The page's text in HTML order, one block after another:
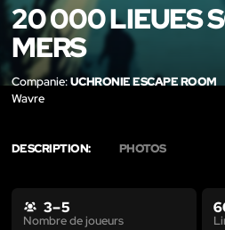
20 000 LIEUES
MERS
Companie:UCHRONIE ESCAPE ROOM
Wavre
DESCRIPTION: PHOTOS
3 – 5
Nombre de joueurs